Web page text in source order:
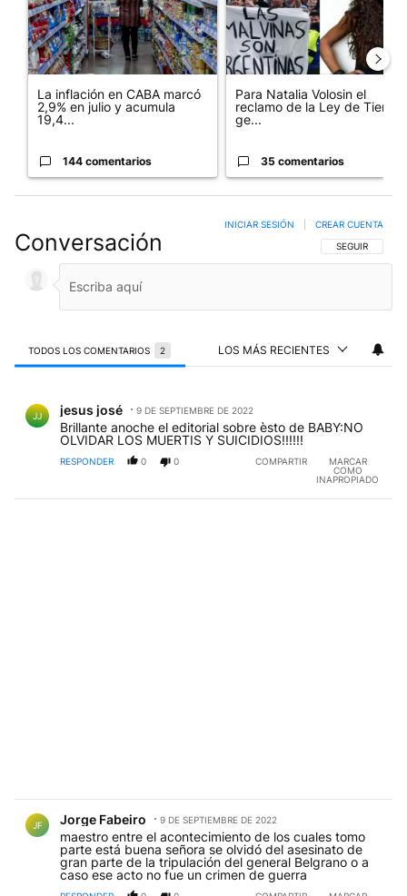
La inflación en CABA marcó
2,9% en julio y acumula
19,4...
144 comentarios
Para Natalia Volosin el
reclamo de la Ley de Tierras
ge...
35 comentarios
Conversación SIGA ESTA
SEGUIR
INICIAR SESIÓN CREAR CUENTA
TODOS LOS COMENTARIOS 2 LOS MÁS RECIENTES
JJ jesus josé 9 DE SEPTIEMBRE DE 2022
Brillante anoche el editorial sobre èsto de BABY:NO
OLVIDAR LOS MUERTIS Y SUICIDIOS!!!!!!
RESPONDER 0 0 COMPARTIR
MARCAR
COMO
INAPROPIADO
JF Jorge Fabeiro 9 DE SEPTIEMBRE DE 2022
maestro entre el acontecimiento de los cuales tomo
parte está buena señora se olvidó del asesinato de
gran parte de la tripulación del general Belgrano o a
caso ese acto no fue un crimen de guerra